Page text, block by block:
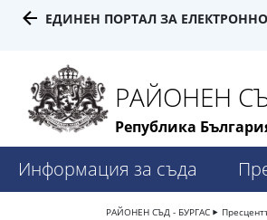
ЕДИНЕН ПОРТАЛ ЗА
РАЙОНЕН
Република
Информация за съда
РАЙОНЕН СЪД - БУРГАС